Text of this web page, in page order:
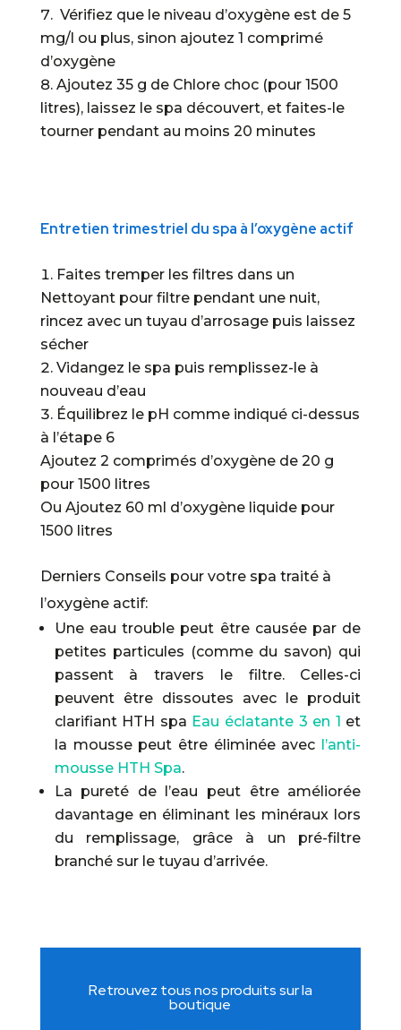
Vérifiez que le niveau d’oxygène est de 5
mg/l ou plus, sinon ajoutez 1 comprimé
d’oxygène
Ajoutez 35 g de Chlore choc (pour 1500
litres), laissez le spa découvert, et faites-le
tourner pendant au moins 20 minutes
Entretien trimestriel du spa à l’oxygène actif
Faites tremper les filtres dans un
Nettoyant pour filtre pendant une nuit,
rincez avec un tuyau d’arrosage puis laissez
sécher
Vidangez le spa puis remplissez-le à
nouveau d’eau
Équilibrez le pH comme indiqué ci-dessus
à l’étape 6
Ajoutez 2 comprimés d’oxygène de 20 g
pour 1500 litres
Ou Ajoutez 60 ml d’oxygène liquide pour
1500 litres
Derniers Conseils pour votre spa traité à
l’oxygène actif:
Une eau trouble peut être causée par de
petites particules (comme du savon) qui
passent à travers le filtre. Celles-ci
peuvent être dissoutes avec le produit
clarifiant HTH spa Eau éclatante 3 en 1 et
la mousse peut être éliminée avec
l’anti-
mousse HTH Spa.
La pureté de l’eau peut être améliorée
davantage en éliminant les minéraux lors
du remplissage, grâce à un pré-filtre
branché sur le tuyau d’arrivée.
Retrouvez tous nos produits sur la
boutique